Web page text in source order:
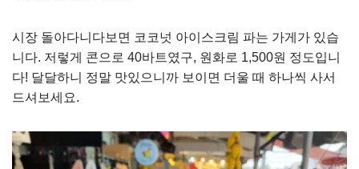
시장 돌아다니다보면 코코넛 아이스크림 파는 가게가 있습
니다. 저렇게 콘으로 40바트였구, 원화로 1,500원 정도입니
다! 달달하니 정말 맛있으니까 보이면 더울 때 하나씩 사서
드셔보세요.